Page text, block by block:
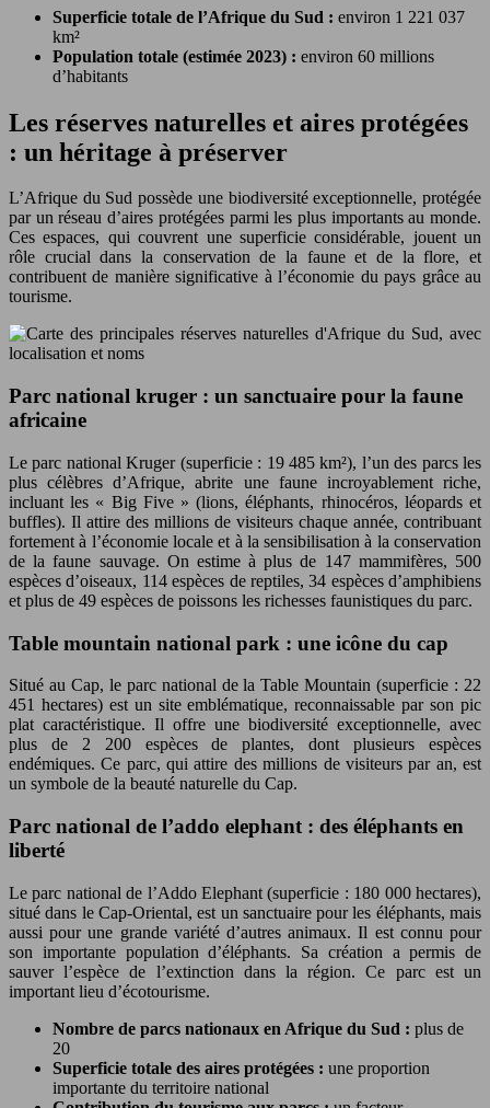
Superficie totale de l’Afrique du Sud : environ 1 221 037
km²
Population totale (estimée 2023) : environ 60 millions
d’habitants
Les réserves naturelles et aires protégées
: un héritage à préserver
L’Afrique du Sud possède une biodiversité exceptionnelle, protégée
par un réseau d’aires protégées parmi les plus importants au monde.
Ces espaces, qui couvrent une superficie considérable, jouent un
rôle crucial dans la conservation de la faune et de la flore, et
contribuent de manière significative à l’économie du pays grâce au
tourisme.
Parc national kruger : un sanctuaire pour la faune
africaine
Le parc national Kruger (superficie : 19 485 km²), l’un des parcs les
plus célèbres d’Afrique, abrite une faune incroyablement riche,
incluant les « Big Five » (lions, éléphants, rhinocéros, léopards et
buffles). Il attire des millions de visiteurs chaque année, contribuant
fortement à l’économie locale et à la sensibilisation à la conservation
de la faune sauvage. On estime à plus de 147 mammifères, 500
espèces d’oiseaux, 114 espèces de reptiles, 34 espèces d’amphibiens
et plus de 49 espèces de poissons les richesses faunistiques du parc.
Table mountain national park : une icône du cap
Situé au Cap, le parc national de la Table Mountain (superficie : 22
451 hectares) est un site emblématique, reconnaissable par son pic
plat caractéristique. Il offre une biodiversité exceptionnelle, avec
plus de 2 200 espèces de plantes, dont plusieurs espèces
endémiques. Ce parc, qui attire des millions de visiteurs par an, est
un symbole de la beauté naturelle du Cap.
Parc national de l’addo elephant : des éléphants en
liberté
Le parc national de l’Addo Elephant (superficie : 180 000 hectares),
situé dans le Cap-Oriental, est un sanctuaire pour les éléphants, mais
aussi pour une grande variété d’autres animaux. Il est connu pour
son importante population d’éléphants. Sa création a permis de
sauver l’espèce de l’extinction dans la région. Ce parc est un
important lieu d’écotourisme.
Nombre de parcs nationaux en Afrique du Sud : plus de
20
Superficie totale des aires protégées : une proportion
importante du territoire national